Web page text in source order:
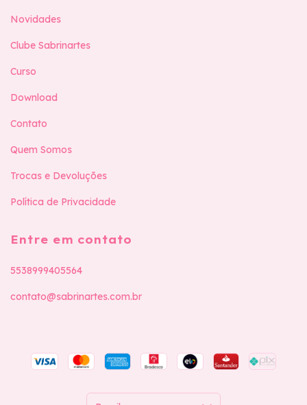
Novidades
Clube Sabrinartes
Curso
Download
Contato
Quem Somos
Trocas e Devoluções
Política de Privacidade
Entre em contato
5538999405564
contato@sabrinartes.com.br